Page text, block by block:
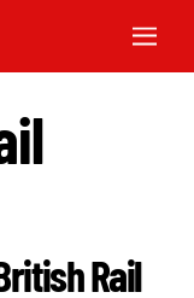
Rail